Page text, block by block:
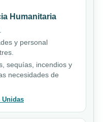
Humanitaria
y personal
sequías, incendios y
necesidades de
Unidas